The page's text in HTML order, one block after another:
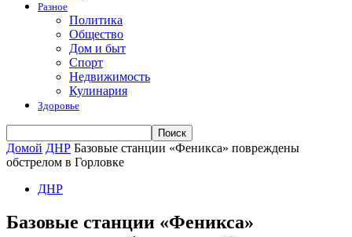
Разное
Политика
Общество
Дом и быт
Спорт
Недвижимость
Кулинария
Здоровье
Домой ДНР Базовые станции «Феникса» повреждены
обстрелом в Горловке
ДНР
Базовые станции «Феникса»